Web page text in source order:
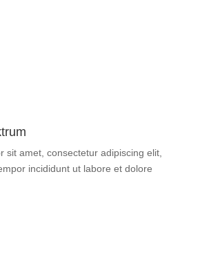
sit amet, con­sec­tetur adi­pi­scing elit,
inci­didunt ut labore et dolore